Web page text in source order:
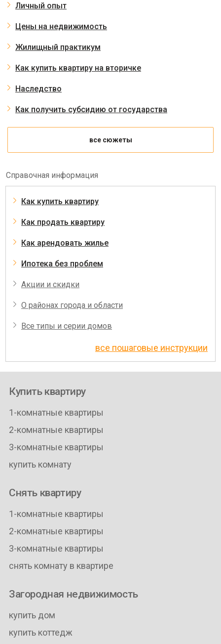
Личный опыт
Цены на недвижимость
Жилищный практикум
Как купить квартиру на вторичке
Наследство
Как получить субсидию от государства
все сюжеты
Справочная информация
Как купить квартиру
Как продать квартиру
Как арендовать жилье
Ипотека без проблем
Акции и скидки
О районах города и области
Все типы и серии домов
все пошаговые инструкции
Купить квартиру
1-комнатные квартиры
2-комнатные квартиры
3-комнатные квартиры
купить комнату
Снять квартиру
1-комнатные квартиры
2-комнатные квартиры
3-комнатные квартиры
снять комнату в квартире
Загородная недвижимость
купить дом
купить коттедж